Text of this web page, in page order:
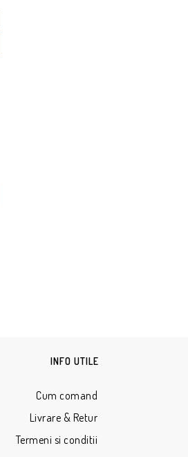
INFO UTILE
Cum comand
Livrare & Retur
Termeni si conditii